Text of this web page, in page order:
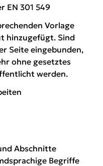
EN 301 549
Vorlage
hinzugefügt. Sind
Seite eingebunden,
ohne gesetztes
werden.
Abschnitte
Begriffe